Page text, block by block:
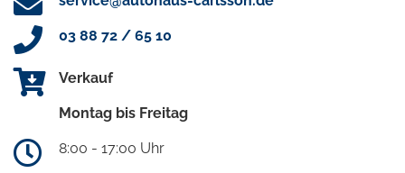
03 88 72 / 65 10
Verkauf
Montag bis Freitag
8:00 - 17:00 Uhr